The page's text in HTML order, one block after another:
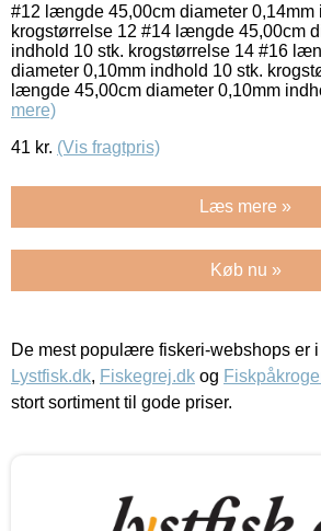
#12 længde 45,00cm diameter 0,14mm
krogstørrelse 12 #14 længde 45,00cm
indhold 10 stk. krogstørrelse 14 #16
diameter 0,10mm indhold 10 stk.
længde 45,00cm diameter 0,10mm
mere)
41 kr. (Vis fragtpris)
Læs mere »
Køb nu »
De mest populære fiskeri-webshops er
Lystfisk.dk, Fiskegrej.dk og
stort sortiment til gode priser.